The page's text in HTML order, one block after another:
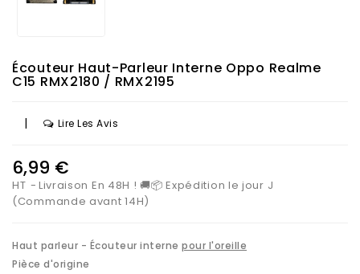
Écouteur Haut-Parleur Interne Oppo Realme
C15 RMX2180 / RMX2195
| Lire Les Avis
6,99 €
HT
Livraison En 48H ! 🚚📦 Expédition le jour J
(Commande avant 14H)
Haut parleur - Écouteur interne pour l'oreille
Pièce d'origine